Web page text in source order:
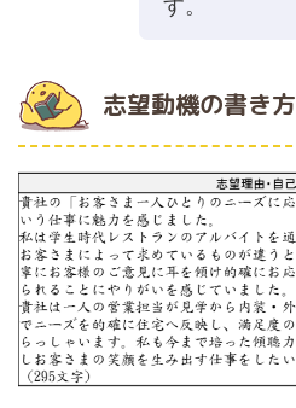
志望動機の書き方